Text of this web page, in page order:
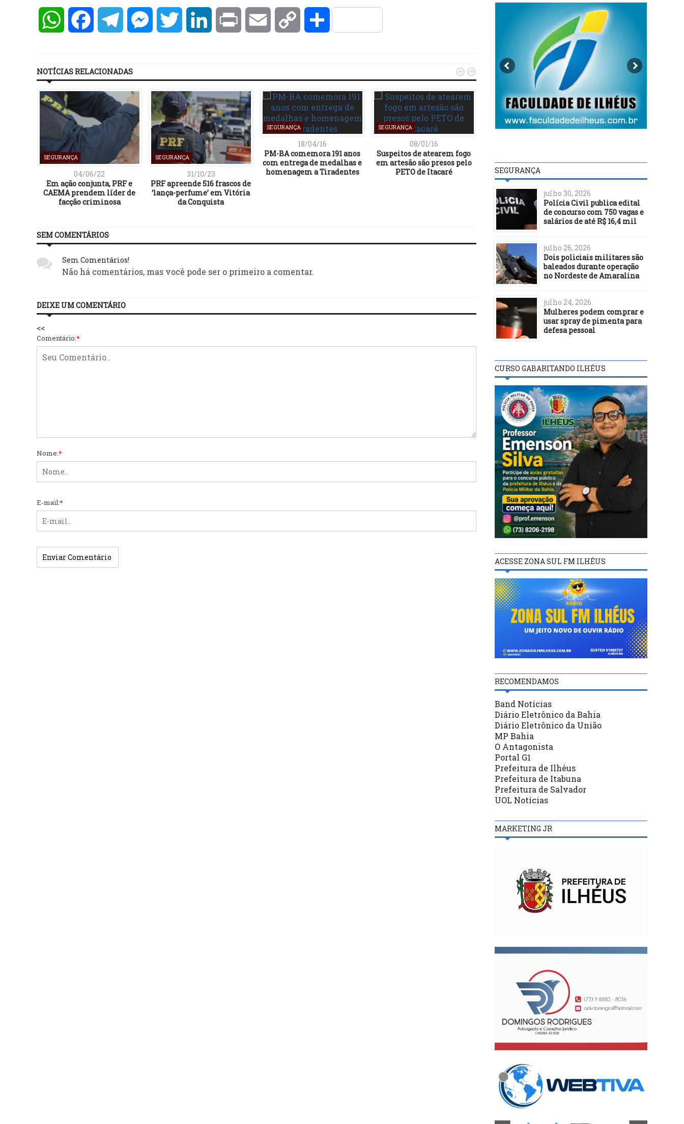
WhatsAppFacebookTelegramMessengerTwitter LinkedInPrint Email Copy Compartilhar
NOTÍCIAS RELACIONADAS
SEGURANÇA
04/06/22
Em ação conjunta, PRF e
CAEMA prendem líder de
facção criminosa
SEGURANÇA
31/10/23
PRF apreende 516 frascos de
‘lança-perfume’ em Vitória
da Conquista
SEGURANÇA
18/04/16
PM-BA comemora 191 anos
com entrega de medalhas e
homenagem a Tiradentes
SEGURANÇA
08/01/16
Suspeitos de atearem fogo
em artesão são presos pelo
PETO de Itacaré
31/03/22
Foragido por roubo é
alcançado pelo
reconhecimento facial
cargo de diretor de
 
SEM COMENTÁRIOS
Sem Comentários!
Não há comentários, mas você pode ser o primeiro a comentar.
DEIXE UM COMENTÁRIO
<<
Comentário:*
Nome:*
E-mail:*
SEGURANÇA
julho 30, 2026
Polícia Civil publica edital
de concurso com 750 vagas e
salários de até R$ 16,4 mil
julho 26, 2026
Dois policiais militares são
baleados durante operação
no Nordeste de Amaralina
julho 24, 2026
Mulheres podem comprar e
usar spray de pimenta para
defesa pessoal
CURSO GABARITANDO ILHÉUS
ACESSE ZONA SUL FM ILHÉUS
RECOMENDAMOS
Band Notícias
Diário Eletrônico da Bahia
Diário Eletrônico da União
MP Bahia
O Antagonista
Portal G1
Prefeitura de Ilhéus
Prefeitura de Itabuna
Prefeitura de Salvador
UOL Notícias
MARKETING JR